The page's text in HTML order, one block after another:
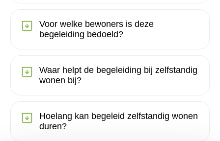
Voor welke bewoners is deze
begeleiding bedoeld?
Waar helpt de begeleiding bij zelfstandig
wonen bij?
Hoelang kan begeleid zelfstandig wonen
duren?